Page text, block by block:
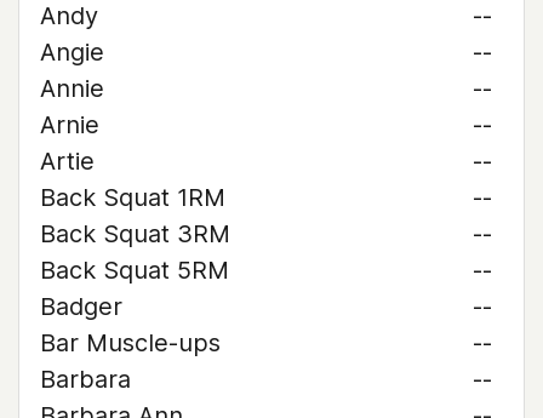
Andy
--
Angie
--
Annie
--
Arnie
--
Artie
--
Back Squat 1RM
--
Back Squat 3RM
--
Back Squat 5RM
--
Badger
--
Bar Muscle-ups
--
Barbara
--